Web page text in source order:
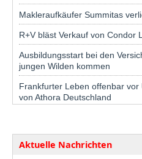
Makleraufkäufer Summitas
R+V bläst Verkauf von Condor
Ausbildungsstart bei den
jungen Wilden kommen
Frankfurter Leben offenbar vor
von Athora Deutschland
Aktuelle Nachrichten